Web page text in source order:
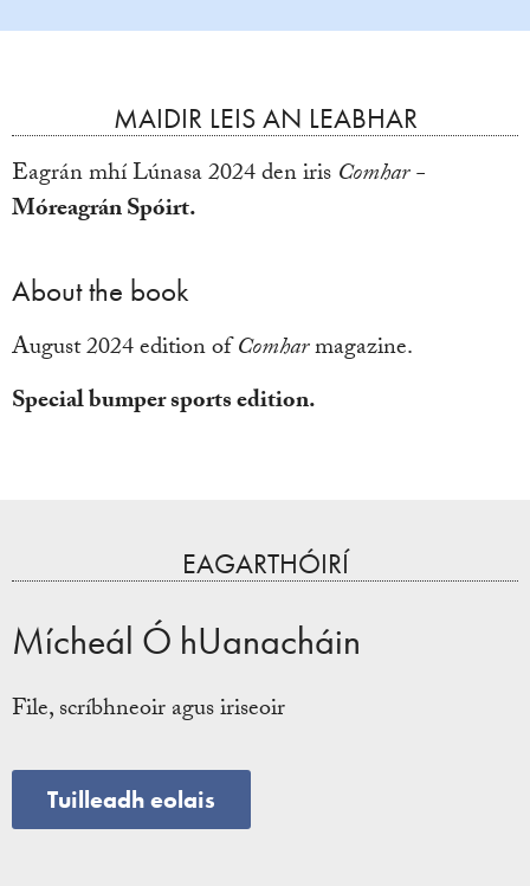
MAIDIR LEIS AN LEABHAR
Eagrán mhí Lúnasa 2024 den iris Comhar -
Móreagrán Spóirt.
About the book
August 2024 edition ofComharmagazine.
Special bumper sports edition.
EAGARTHÓIRÍ
Mícheál Ó hUanacháin
File, scríbhneoir agus iriseoir
Tuilleadh eolais